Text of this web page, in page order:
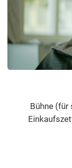
Bühne (für